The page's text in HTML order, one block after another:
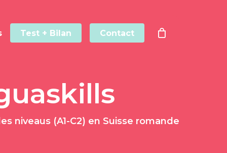
Test + Bilan Contact
niveaus (A1-C2) en Suisse romande